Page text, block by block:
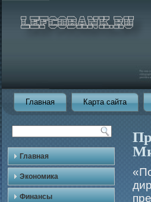
Главная Карта сайта
Главная
Экономика
Финансы